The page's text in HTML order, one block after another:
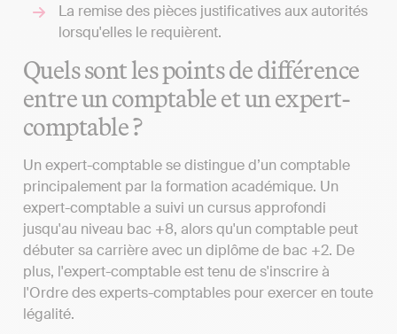
La remise des pièces justificatives aux autorités
lorsqu'elles le requièrent.
Quels sont les points de différence
entre un comptable et un expert-
comptable ?
Un expert-comptable se distingue d’un comptable
principalement par la formation académique. Un
expert-comptable a suivi un cursus approfondi
jusqu'au niveau bac +8, alors qu'un comptable peut
débuter sa carrière avec un diplôme de bac +2. De
plus, l'expert-comptable est tenu de s'inscrire à
l'Ordre des experts-comptables pour exercer en toute
légalité.